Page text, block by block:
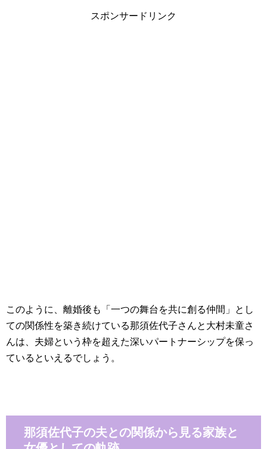
スポンサードリンク
このように、離婚後も「一つの舞台を共に創る仲間」とし
ての関係性を築き続けている那須佐代子さんと大村未童さ
んは、夫婦という枠を超えた深いパートナーシップを保っ
ているといえるでしょう。
那須佐代子の夫との関係から見る家族と